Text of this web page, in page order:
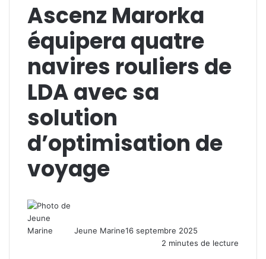
Ascenz Marorka
équipera quatre
navires rouliers de
LDA avec sa
solution
d’optimisation de
voyage
Jeune Marine16 septembre 2025
2 minutes de lecture